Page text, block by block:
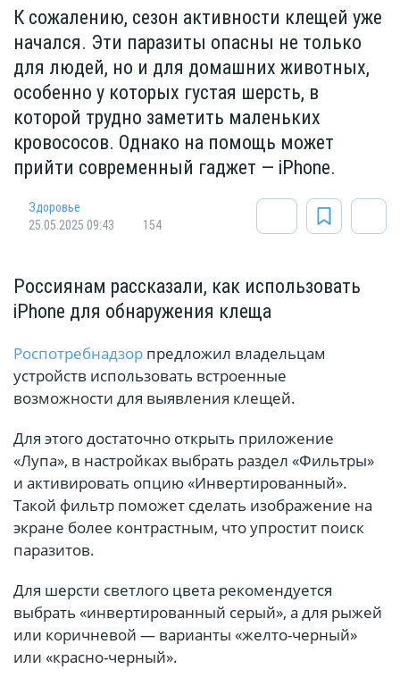
К сожалению, сезон активности клещей уже
начался. Эти паразиты опасны не только
для людей, но и для домашних животных,
особенно у которых густая шерсть, в
которой трудно заметить маленьких
кровососов. Однако на помощь может
прийти современный гаджет — iPhone.
Здоровье
25.05.2025 09:43
154
Россиянам рассказали, как использовать
iPhonе для обнаружения клеща
Роспотребнадзор предложил владельцам
устройств использовать встроенные
возможности для выявления клещей.
Для этого достаточно открыть приложение
«Лупа», в настройках выбрать раздел «Фильтры»
и активировать опцию «Инвертированный».
Такой фильтр поможет сделать изображение на
экране более контрастным, что упростит поиск
паразитов.
Для шерсти светлого цвета рекомендуется
выбрать «инвертированный серый», а для рыжей
или коричневой — варианты «желто-черный»
или «красно-черный».